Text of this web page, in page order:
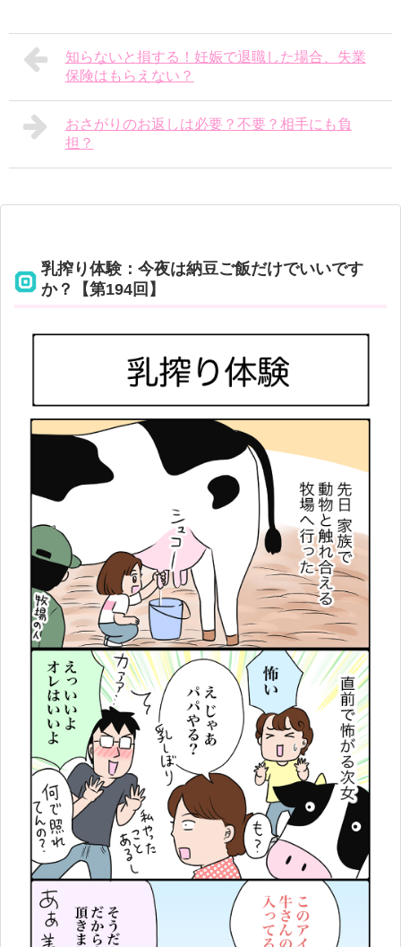
知らないと損する！妊娠で退職した場合、失業
保険はもらえない？
おさがりのお返しは必要？不要？相手にも負
担？
乳搾り体験：今夜は納豆ご飯だけでいいです
か？【第194回】